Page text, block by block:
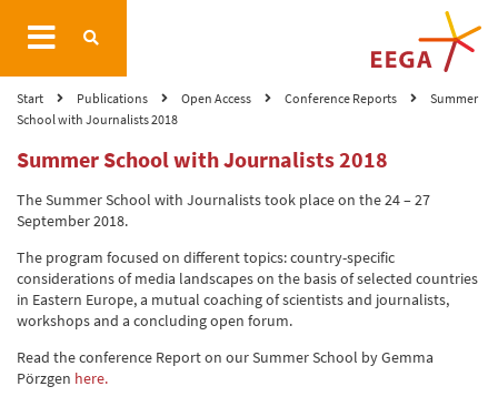
Start Publications Open Access Conference Reports
Summer
School with Journalists 2018
Summer School with Journalists 2018
The Summer School with Journalists took place on the 24 – 27
September 2018.
The program focused on different topics: country-specific
considerations of media landscapes on the basis of selected countries
in Eastern Europe, a mutual coaching of scientists and journalists,
workshops and a concluding open forum.
Read the conference Report on our Summer School by Gemma
Pörzgen here.